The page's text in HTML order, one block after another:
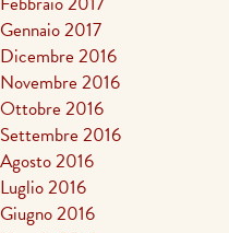
Gennaio 2017
Dicembre 2016
Novembre 2016
Ottobre 2016
Settembre 2016
Agosto 2016
Luglio 2016
Giugno 2016